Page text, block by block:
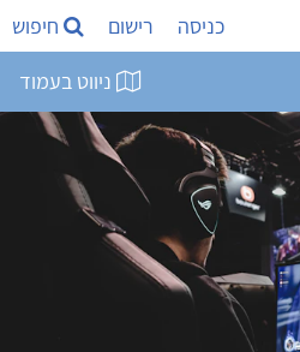
כניסה רישום חיפוש
ניווט בעמוד